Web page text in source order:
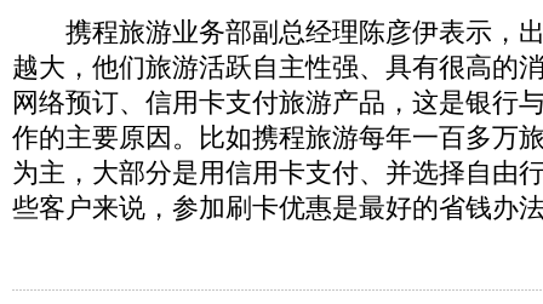
携程旅游业务部副总经理陈彦伊表示，
越大，他们旅游活跃自主性强、具有很高的
网络预订、信用卡支付旅游产品，这是银行
作的主要原因。比如携程旅游每年一百多万
为主，大部分是用信用卡支付、并选择自由
些客户来说，参加刷卡优惠是最好的省钱办